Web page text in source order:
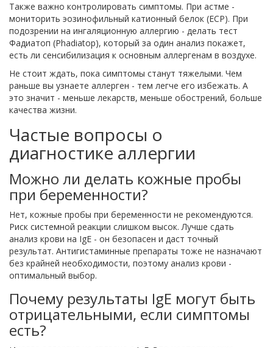
Также важно контролировать симптомы. При астме -
мониторить эозинофильный катионный белок (ECP). При
подозрении на ингаляционную аллергию - делать тест
Фадиатоп (Phadiatop), который за один анализ покажет,
есть ли сенсибилизация к основным аллергенам в воздухе.
Не стоит ждать, пока симптомы станут тяжелыми. Чем
раньше вы узнаете аллерген - тем легче его избежать. А
это значит - меньше лекарств, меньше обострений, больше
качества жизни.
Частые вопросы о
диагностике аллергии
Можно ли делать кожные пробы
при беременности?
Нет, кожные пробы при беременности не рекомендуются.
Риск системной реакции слишком высок. Лучше сдать
анализ крови на IgE - он безопасен и даст точный
результат. Антигистаминные препараты тоже не назначают
без крайней необходимости, поэтому анализ крови -
оптимальный выбор.
Почему результаты IgE могут быть
отрицательными, если симптомы
есть?